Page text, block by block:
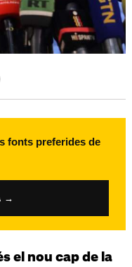
fonts preferides de
→
el nou cap de la